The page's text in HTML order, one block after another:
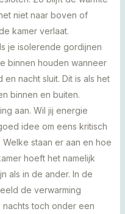
niet naar boven of
kamer verlaat.
je isolerende gordijnen
binnen houden wanneer
nacht sluit. Dit is als het
binnen en buiten.
aan. Wil jij energie
idee om eens kritisch
staan er aan en hoe
hoeft het namelijk
als in de ander. In de
de verwarming
nachts toch onder een